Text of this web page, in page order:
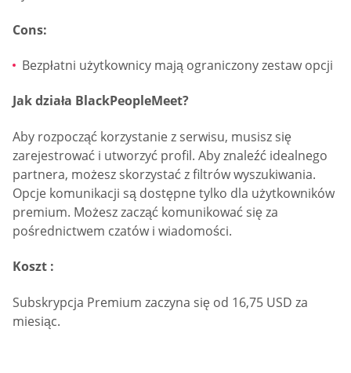
Cons:
Bezpłatni użytkownicy mają ograniczony zestaw opcji
Jak działa BlackPeopleMeet?
Aby rozpocząć korzystanie z serwisu, musisz się
zarejestrować i utworzyć profil. Aby znaleźć idealnego
partnera, możesz skorzystać z filtrów wyszukiwania.
Opcje komunikacji są dostępne tylko dla użytkowników
premium. Możesz zacząć komunikować się za
pośrednictwem czatów i wiadomości.
Koszt :
Subskrypcja Premium zaczyna się od 16,75 USD za
miesiąc.